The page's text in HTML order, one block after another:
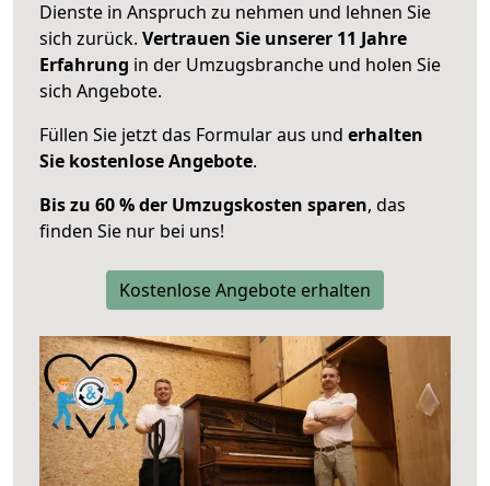
Dienste in Anspruch zu nehmen und lehnen Sie
sich zurück. Vertrauen Sie unserer 11 Jahre
Erfahrung in der Umzugsbranche und holen Sie
sich Angebote.
Füllen Sie jetzt das Formular aus und erhalten
Sie kostenlose Angebote.
Bis zu 60 % der Umzugskosten sparen, das
finden Sie nur bei uns!
Kostenlose Angebote erhalten